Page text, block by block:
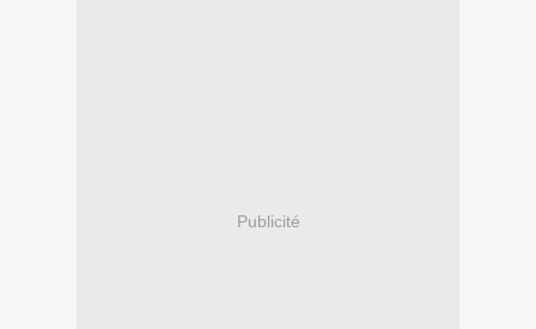
Publicité